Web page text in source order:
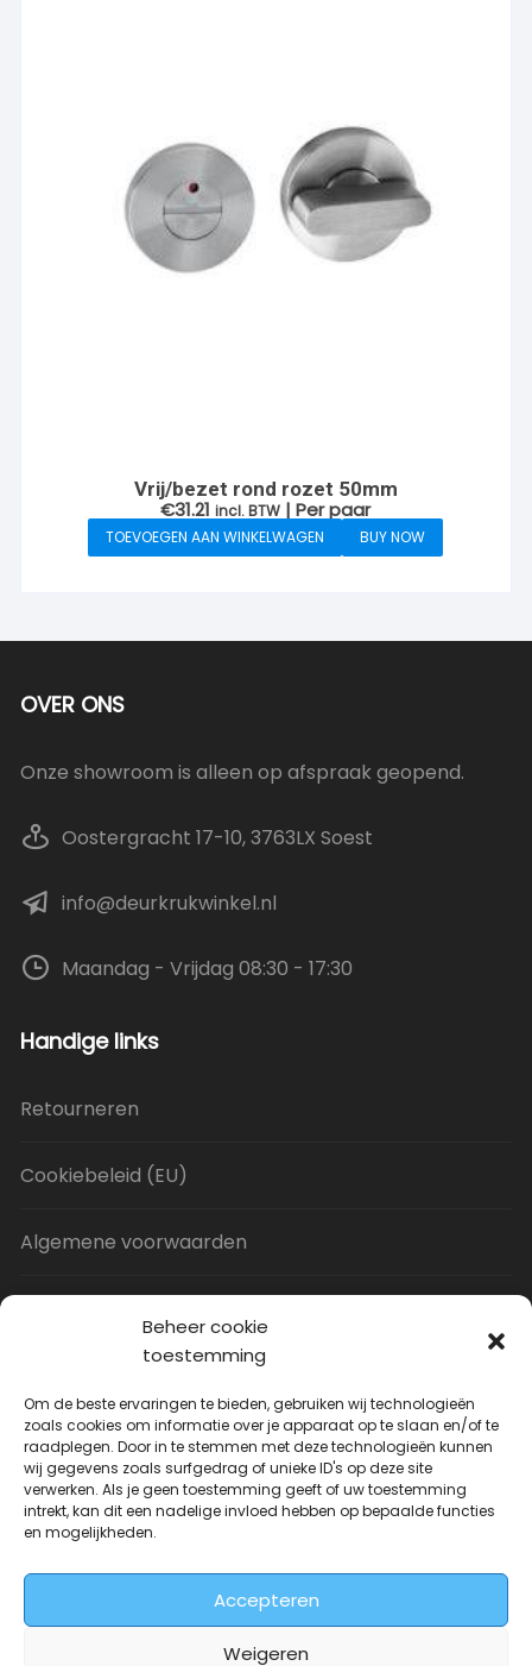
Beheer cookie
toestemming
Om de beste ervaringen te bieden, gebruiken wij technologieën
zoals cookies om informatie over je apparaat op te slaan en/of te
raadplegen. Door in te stemmen met deze technologieën kunnen
wij gegevens zoals surfgedrag of unieke ID's op deze site
verwerken. Als je geen toestemming geeft of uw toestemming
intrekt, kan dit een nadelige invloed hebben op bepaalde functies
en mogelijkheden.
Accepteren
Weigeren
Vrij/bezet rond rozet 50mm
€31.21 incl. BTW | Per paar
TOEVOEGEN AAN WINKELWAGEN BUY NOW
OVER ONS
Onze showroom is alleen op afspraak geopend.
Oostergracht 17-10, 3763LX Soest
info@deurkrukwinkel.nl
Maandag - Vrijdag 08:30 - 17:30
Handige links
Retourneren
Cookiebeleid (EU)
Algemene voorwaarden
Uitverkoop
JNF Deurklink gebogen 16mm
prijs
was:
prijs
is: